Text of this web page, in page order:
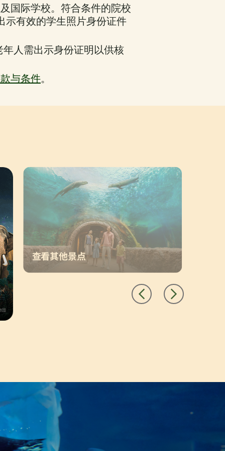
国际学校。符合条件的院校
示有效的学生照片身份证件
人需出示身份证明以供核
与条件。
查看其他景点